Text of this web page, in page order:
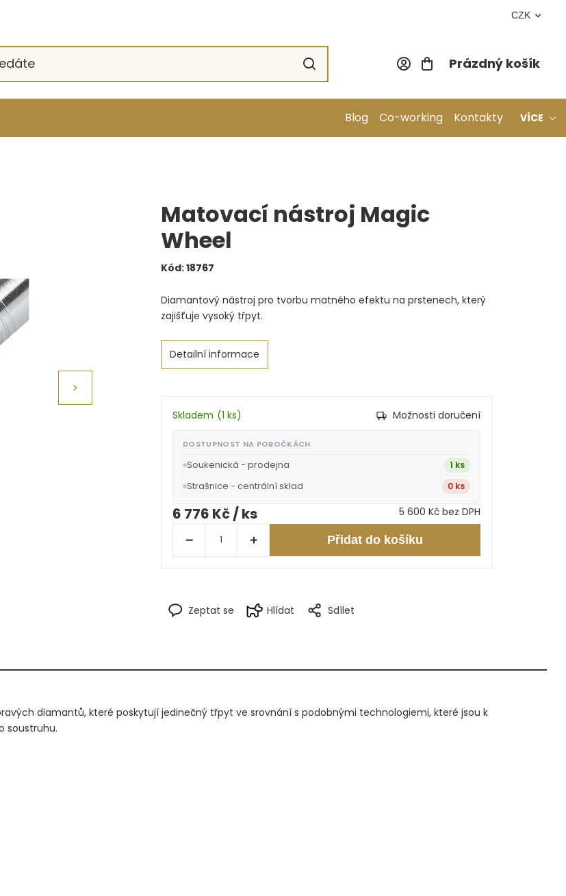
CZK
Nákupní
Prázdný košík
Blog Co-working Kontakty VÍCE
Matovací nástroj Magic
Wheel
Kód:18767
Diamantový nástroj pro tvorbu matného efektu na prstenech, který
zajišťuje vysoký třpyt.
Detailní informace
Zeptat se Hlídat Sdílet
Skladem (1 ks) Možnosti doručení
DOSTUPNOST NA POBOČKÁCH
Soukenická - prodejna 1 ks
Strašnice - centrální sklad 0 ks
6 776 Kč/ ks 5 600 Kč bez DPH
Přidat do košíku
diamantů, které poskytují jedinečný třpyt ve srovnání s podobnými technologiemi, které jsou k
soustruhu.